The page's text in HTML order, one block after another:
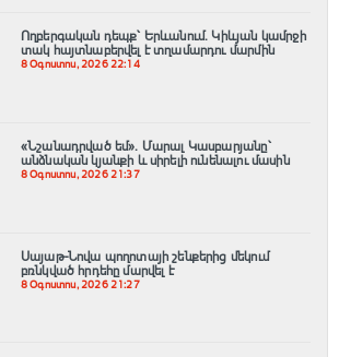
Ողբերգական դեպք՝ Երևանում․ Կիևյան կամրջի
տակ հայտնաբերվել է տղամարդու մարմին
8 Օգոստոս, 2026 22:14
«Նշանադրված եմ». Մարալ Կասբարյանը՝
անձնական կյանքի և սիրելի ունենալու մասին
8 Օգոստոս, 2026 21:37
Սայաթ-Նովա պողոտայի շենքերից մեկում
բռնկված հրդեհը մարվել է
8 Օգոստոս, 2026 21:27